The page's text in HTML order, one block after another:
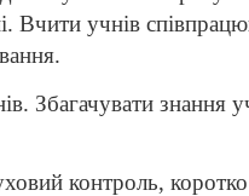
Вчити учнів
Збагачувати знання
контроль,